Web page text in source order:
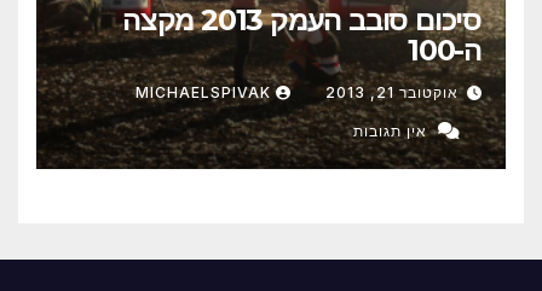
סיכום סובב העמק 2013 מקצה
ה-100
אוקטובר 21, 2013 MICHAELSPIVAK
אין תגובות